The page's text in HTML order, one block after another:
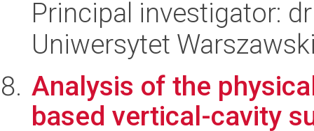
Principal investigator:
Uniwersytet
Analysis of the
based vertical-cavity